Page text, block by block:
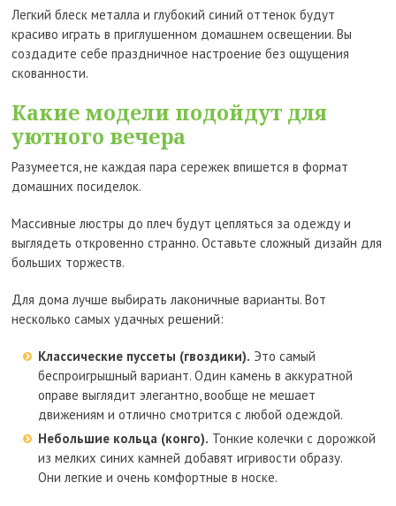
Легкий блеск металла и глубокий синий оттенок будут
красиво играть в приглушенном домашнем освещении. Вы
создадите себе праздничное настроение без ощущения
скованности.
Какие модели подойдут для
уютного вечера
Разумеется, не каждая пара сережек впишется в формат
домашних посиделок.
Массивные люстры до плеч будут цепляться за одежду и
выглядеть откровенно странно. Оставьте сложный дизайн для
больших торжеств.
Для дома лучше выбирать лаконичные варианты. Вот
несколько самых удачных решений:
Классические пуссеты (гвоздики). Это самый
беспроигрышный вариант. Один камень в аккуратной
оправе выглядит элегантно, вообще не мешает
движениям и отлично смотрится с любой одеждой.
Небольшие кольца (конго). Тонкие колечки с дорожкой
из мелких синих камней добавят игривости образу.
Они легкие и очень комфортные в носке.